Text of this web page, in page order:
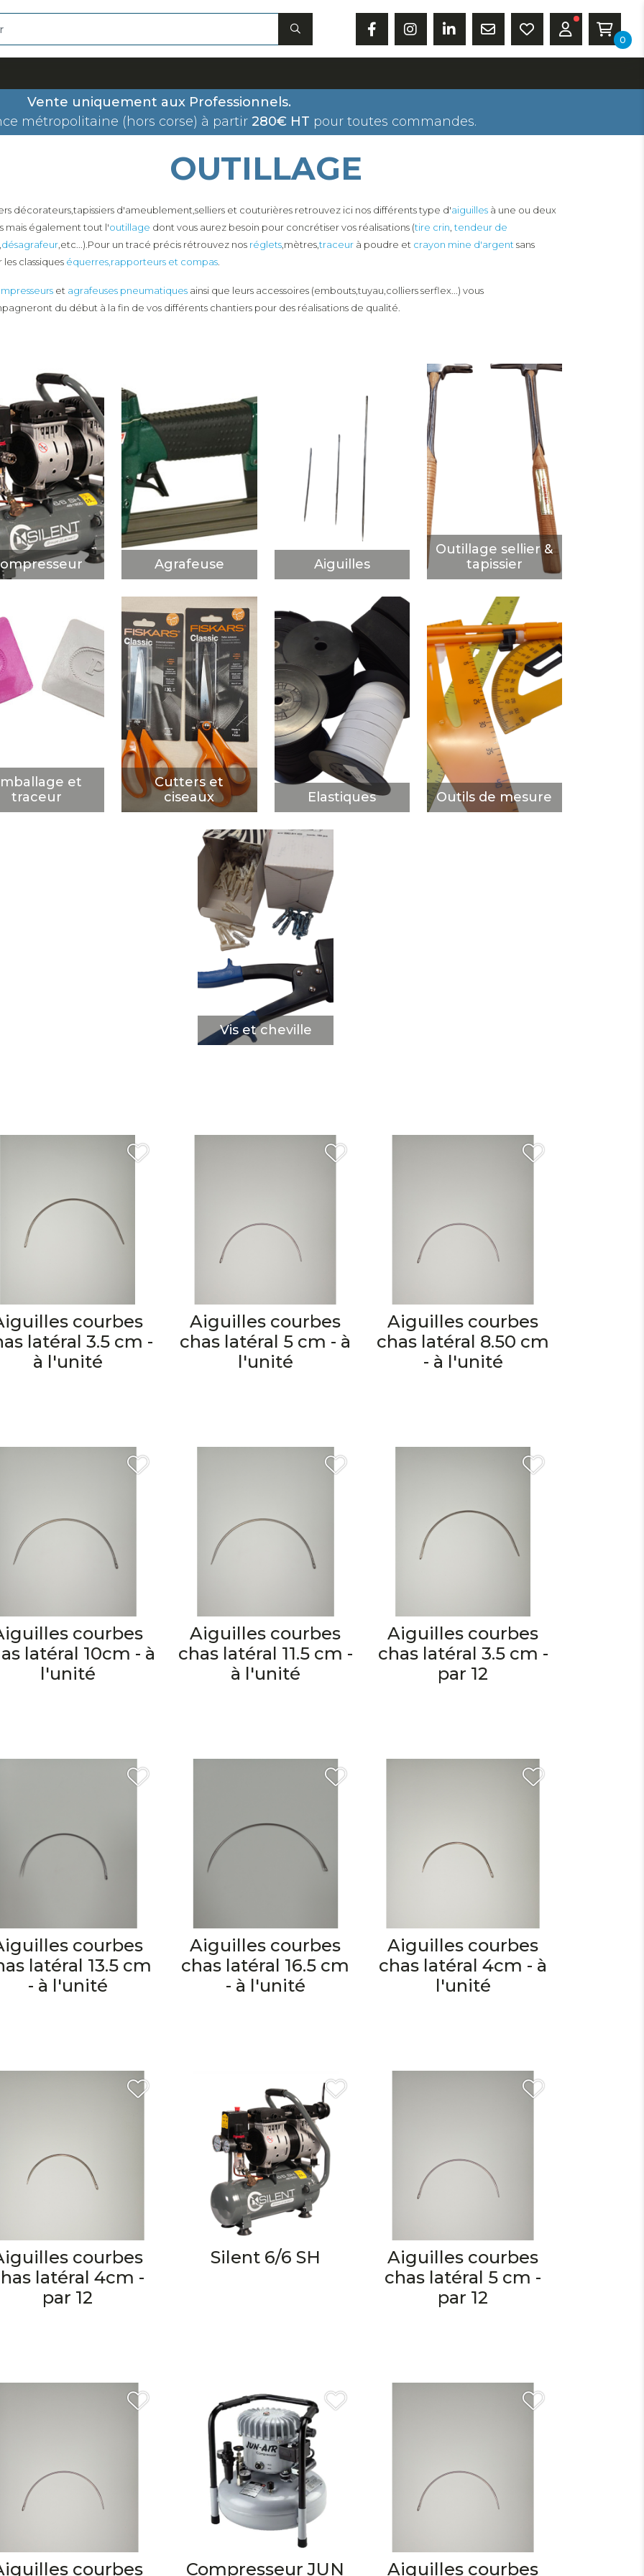
0
Vente uniquement aux Professionnels.
métropolitaine (hors corse) à partir 280€ HT pour toutes commandes.
OUTILLAGE
décorateurs,tapissiers d'ameublement,selliers et couturières retrouvez ici nos différents type d'aiguilles à une ou deux
mais également tout l'outillage dont vous aurez besoin pour concrétiser vos réalisations (tire crin tendeur de
désagrafeur ,etc...).Pour un tracé précis rétrouvez nos réglets ,mètres,traceur à poudre et crayon mine d'argent sans
classiques équerres,rapporteurs et compas
et agrafeuses pneumatiques ainsi que leurs accessoires (embouts,tuyau,colliers serflex...) vous
du début à la fin de vos différents chantiers pour des réalisations de qualité.
DÉCOUVRIR
Agrafeuse
Agrafeuse
DÉCOUVRIR
Aiguilles
Aiguilles
DÉCOUVRIR
Outillage sellier &
tapissier
Outillage sellier
& tapissier
et
traceur
et
traceur
Cutters et
ciseaux
Cutters et
ciseaux
DÉCOUVRIR
Elastiques
Elastiques
DÉCOUVRIR
Outils de mesure
Outils de
mesure
DÉCOUVRIR
Vis et cheville
Vis et cheville
DÉCOUVRIR
courbes
latéral 3.5 cm -
à l'unité
Aiguilles courbes
chas latéral 5 cm - à
l'unité
Aiguilles courbes
chas latéral 8.50 cm
- à l'unité
courbes
latéral 10cm - à
l'unité
Aiguilles courbes
chas latéral 11.5 cm -
à l'unité
Aiguilles courbes
chas latéral 3.5 cm -
par 12
courbes
latéral 13.5 cm
- à l'unité
Aiguilles courbes
chas latéral 16.5 cm
- à l'unité
Aiguilles courbes
chas latéral 4cm - à
l'unité
courbes
latéral 4cm -
par 12
Silent 6/6 SH
Aiguilles courbes
chas latéral 5 cm -
par 12
courbes Compresseur JUN Aiguilles courbes